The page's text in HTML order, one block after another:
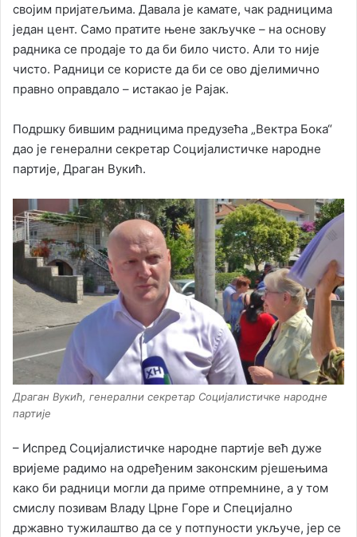
својим пријатељима. Давала је камате, чак радницима
један цент. Само пратите њене закључке – на основу
радника се продаје то да би било чисто. Али то није
чисто. Радници се користе да би се ово дјелимично
правно оправдало – истакао је Рајак.
Подршку бившим радницима предузећа „Вектра Бока“
дао је генерални секретар Социјалистичке народне
партије, Драган Вукић.
Драган Вукић, генерални секретар Социјалистичке народне
партије
– Испред Социјалистичке народне партије већ дуже
вријеме радимо на одређеним законским рјешењима
како би радници могли да приме отпремнине, а у том
смислу позивам Владу Црне Горе и Специјално
државно тужилаштво да се у потпуности укључе, јер се